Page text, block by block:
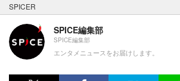
SPICER
SPICE編集部
SPICE編集部
エンタメニュースをお届けします。